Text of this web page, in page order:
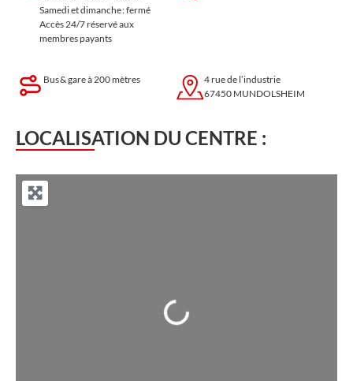
Samedi et dimanche : fermé
Accès 24/7 réservé aux
membres payants
Bus & gare à 200 mètres
4 rue de l’industrie
67450 MUNDOLSHEIM
LOCALISATION DU CENTRE :
Chargement...